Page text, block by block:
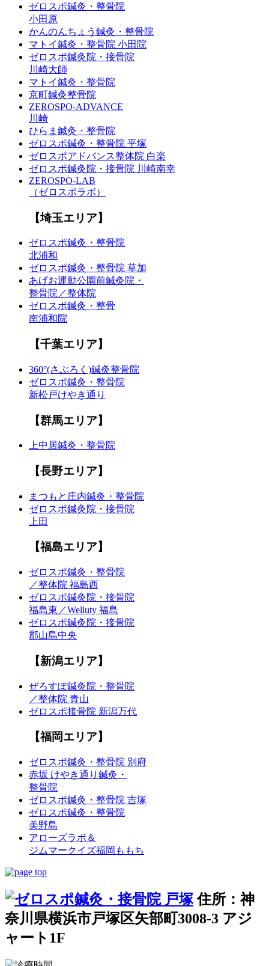
ゼロスポ鍼灸・整骨院
小田原
かんのんちょう鍼灸・整骨院
マトイ鍼灸・整骨院 小田院
ゼロスポ鍼灸院・接骨院
川崎大師
マトイ鍼灸・整骨院
京町鍼灸整骨院
ZEROSPO-ADVANCE
川崎
ひらま鍼灸・整骨院
ゼロスポ鍼灸・整骨院 平塚
ゼロスポアドバンス整体院 白楽
ゼロスポ鍼灸院・接骨院 川崎南幸
ZEROSPO-LAB
（ゼロスポラボ）
【埼玉エリア】
ゼロスポ鍼灸・整骨院
北浦和
ゼロスポ鍼灸・整骨院 草加
あげお運動公園前鍼灸院・
整骨院／整体院
ゼロスポ鍼灸・整骨
南浦和院
【千葉エリア】
360°(さぶろく)鍼灸整骨院
ゼロスポ鍼灸・整骨院
新松戸けやき通り
【群馬エリア】
上中居鍼灸・整骨院
【長野エリア】
まつもと庄内鍼灸・整骨院
ゼロスポ鍼灸院・接骨院
上田
【福島エリア】
ゼロスポ鍼灸・整骨院
／整体院 福島西
ゼロスポ鍼灸院・接骨院
福島東／Welluty 福島
ゼロスポ鍼灸院・接骨院
郡山島中央
【新潟エリア】
ぜろすぽ鍼灸院・整骨院
／整体院 青山
ゼロスポ接骨院 新潟万代
【福岡エリア】
ゼロスポ鍼灸・整骨院 別府
赤坂 けやき通り鍼灸・
整骨院
ゼロスポ鍼灸・整骨院 吉塚
ゼロスポ鍼灸・整骨院
美野島
アローズラボ＆
ジムマークイズ福岡ももち
住所：神
奈川県横浜市戸塚区矢部町3008-3 アジ
ャート1F